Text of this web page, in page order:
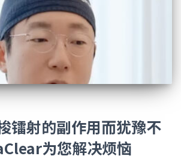
镭射的副作用而犹豫不
为您解决烦恼